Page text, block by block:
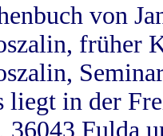
von
früher
liegt in der
36043 Fulda